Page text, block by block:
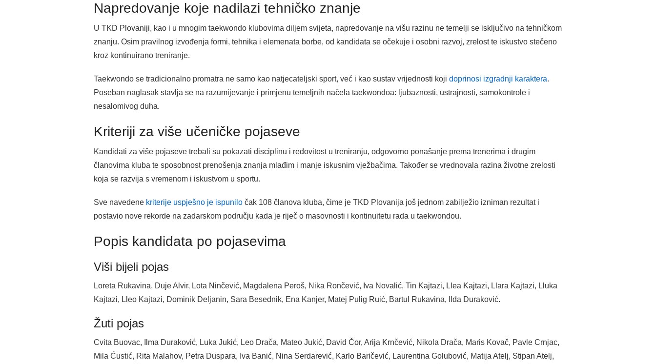
Napredovanje koje nadilazi tehničko znanje
U TKD Plovaniji, kao i u mnogim taekwondo klubovima diljem svijeta, napredovanje na višu razinu ne temelji se isključivo na tehničkom
znanju. Osim pravilnog izvođenja formi, tehnika i elemenata borbe, od kandidata se očekuje i osobni razvoj, zrelost te iskustvo stečeno
kroz kontinuirano treniranje.
Taekwondo se tradicionalno promatra ne samo kao natjecateljski sport, već i kao sustav vrijednosti koji doprinosi izgradnji karaktera.
Poseban naglasak stavlja se na razumijevanje i primjenu temeljnih načela taekwondoa: ljubaznosti, ustrajnosti, samokontrole i
nesalomivog duha.
Kriteriji za više učeničke pojaseve
Kandidati za više pojaseve trebali su pokazati disciplinu i redovitost u treniranju, odgovorno ponašanje prema trenerima i drugim
članovima kluba te sposobnost prenošenja znanja mlađim i manje iskusnim vježbačima. Također se vrednovala razina životne zrelosti
koja se razvija s vremenom i iskustvom u sportu.
Sve navedene kriterije uspješno je ispunilo čak 108 članova kluba, čime je TKD Plovanija još jednom zabilježio izniman rezultat i
postavio nove rekorde na zadarskom području kada je riječ o masovnosti i kontinuitetu rada u taekwondou.
Popis kandidata po pojasevima
Viši bijeli pojas
Loreta Rukavina, Duje Alvir, Lota Ninčević, Magdalena Peroš, Nika Rončević, Iva Novalić, Tin Kajtazi, Llea Kajtazi, Llara Kajtazi, Lluka
Kajtazi, Lleo Kajtazi, Dominik Deljanin, Sara Besednik, Ena Kanjer, Matej Pulig Ruić, Bartul Rukavina, Ilda Duraković.
Žuti pojas
Cvita Buovac, Ilma Duraković, Luka Jukić, Leo Drača, Mateo Jukić, David Čor, Arija Krnčević, Nikola Drača, Maris Kovač, Pavle Crnjac,
Mila Ćustić, Rita Malahov, Petra Duspara, Iva Banić, Nina Serdarević, Karlo Baričević, Laurentina Golubović, Matija Atelj, Stipan Atelj,